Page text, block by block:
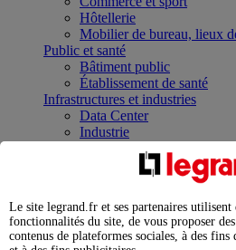
Hôtellerie
Mobilier de bureau, lieux
Public et santé
Bâtiment public
Établissement de santé
Infrastructures et industries
Data Center
Industrie
Infrastructures
Contrôler et planifier le
Répartir et optimiser son
Legrand Data Center
expertises au service de
Le site legrand.fr et ses partenaires
fonctionnalités du site, de vous proposer
contenus de plateformes sociales, à des